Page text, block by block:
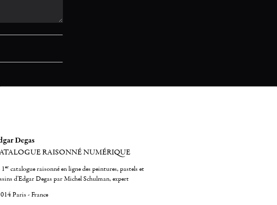
Degas
RAISONNÉ NUMÉRIQUE
1er catalogue raisonné en ligne des peintures, pastels et
d'Edgar Degas par Michel Schulman, expert
Paris - France